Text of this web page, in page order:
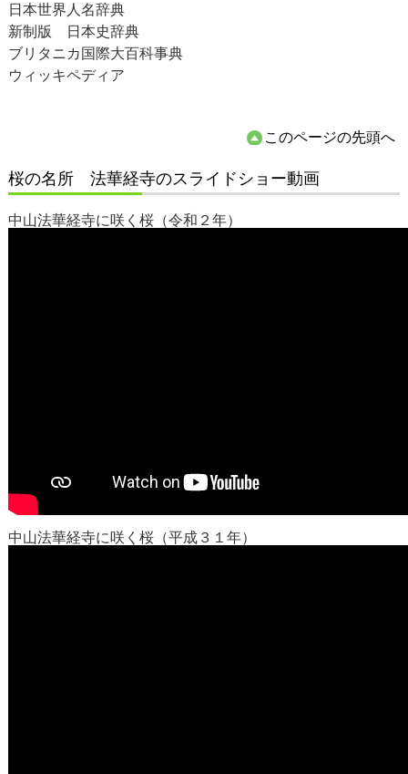
日本世界人名辞典
新制版 日本史辞典
ブリタニカ国際大百科事典
ウィッキペディア
このページの先頭へ
桜の名所 法華経寺のスライドショー動画
中山法華経寺に咲く桜（令和２年）
中山法華経寺に咲く桜（平成３１年）